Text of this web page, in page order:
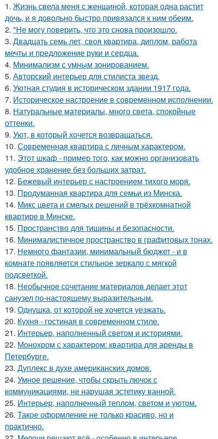
1. Жизнь свела меня с женщиной, которая одна растит
дочь, и я довольно быстро привязался к ним обеим.
2. "Не могу поверить, что это снова произошло.
3. Двадцать семь лет, своя квартира, диплом, работа
мечты и предложение руки и сердца.
4. Минимализм с умным зонированием.
5. Авторский интерьер для стилиста звезд.
6. Уютная студия в историческом здании 1917 года.
7. Историческое настроение в современном исполнении.
8. Натуральные материалы, много света, спокойные
оттенки.
9. Уют, в который хочется возвращаться.
10. Современная квартира с личным характером.
11. Этот шкаф - пример того, как можно организовать
удобное хранение без больших затрат.
12. Бежевый интерьер с настроением тихого моря.
13. Продуманная квартира для семьи из Минска.
14. Микс цвета и смелых решений в трёхкомнатной
квартире в Минске.
15. Пространство для тишины и безопасности.
16. Минималистичное пространство в графитовых тонах.
17. Немного фантазии, минимальный бюджет - и в
комнате появляется стильное зеркало с мягкой
подсветкой.
18. Необычное сочетание материалов делает этот
санузел по-настоящему выразительным.
19. Однушка, от которой не хочется уезжать.
20. Кухня - гостиная в современном стиле.
21. Интерьер, наполненный светом и историями.
22. Монохром с характером: квартира для аренды в
Петербурге.
23. Дуплекс в духе американских домов.
24. Умное решение, чтобы скрыть лючок с
коммуникациями, не нарушая эстетику ванной.
25. Интерьер, наполненный теплом, светом и уютом.
26. Такое оформление не только красиво, но и
практично.